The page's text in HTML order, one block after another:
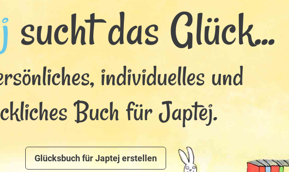
sucht das Glück...
individuelles und
Buch für Japtej.
Glücksbuch für Japtej erstellen